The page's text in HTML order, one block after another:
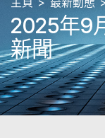
2025年9
新聞